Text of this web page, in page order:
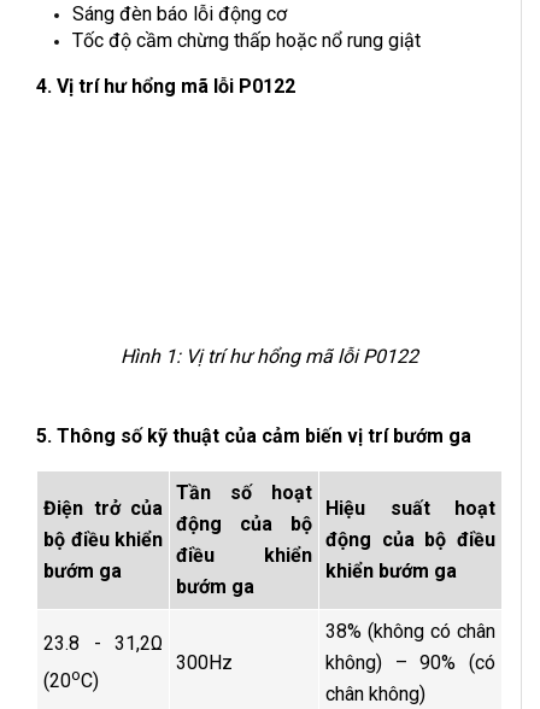
Sáng đèn báo lỗi động cơ
Tốc độ cầm chừng thấp hoặc nổ rung giật
4. Vị trí hư hổng mã lỗi P0122
Hình 1: Vị trí hư hổng mã lỗi P0122
5. Thông số kỹ thuật của cảm biến vị trí bướm ga
Điện trở của
bộ điều khiển
bướm ga
Tần số hoạt
động của bộ
điều khiển
bướm ga
Hiệu suất hoạt
động của bộ điều
khiển bướm ga
23.8 - 31,2Ω
(20oC)
300Hz
38% (không có chân
không) – 90% (có
chân không)